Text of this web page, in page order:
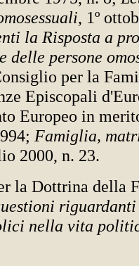
, 1º
la Risposta a
delle persone
per la
Episcopali
Europeo in
Famiglia,
2000, n. 23.
la Dottrina della
nella vita